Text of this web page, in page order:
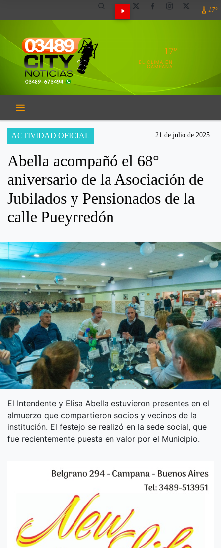
17º
17º
EL CLIMA EN
CAMPANA
ACTIVIDAD OFICIAL 21 de julio de 2025
Abella acompañó el 68°
aniversario de la Asociación de
Jubilados y Pensionados de la
calle Pueyrredón
El Intendente y Elisa Abella estuvieron presentes en el
almuerzo que compartieron socios y vecinos de la
institución. El festejo se realizó en la sede social, que
fue recientemente puesta en valor por el Municipio.